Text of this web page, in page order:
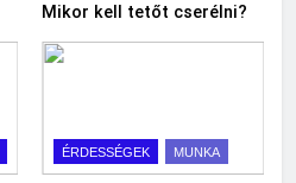
Mikor kell tetőt cserélni?
ÉRDESSÉGEK MUNKA